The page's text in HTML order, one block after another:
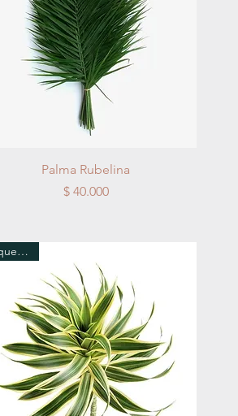
Vista rápida
Palma Rubelina
Precio
$ 40.000
Paquete x 5